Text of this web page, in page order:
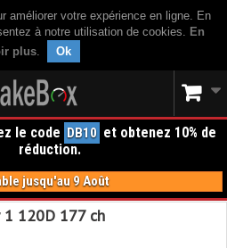
améliorer votre expérience en ligne. En
à notre utilisation de cookies. En
plus. Ok
le code DB10 et obtenez 10% de
réduction.
jusqu'au 9 Août
120D 177 ch